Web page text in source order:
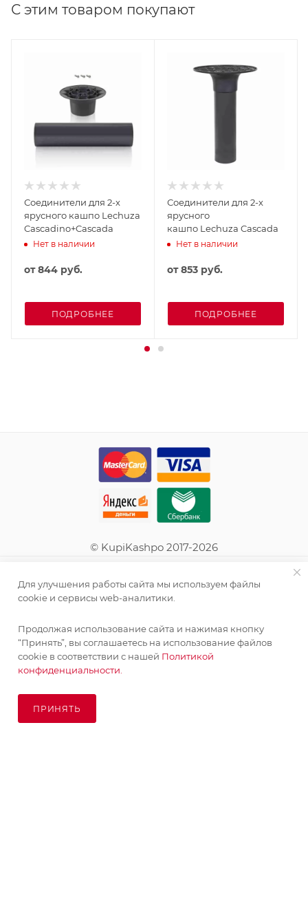
С этим товаром покупают
Соединители для 2-х
ярусного кашпо Lechuza
Cascadino+Cascada
Нет в наличии
от844 руб.
ПОДРОБНЕЕ
Соединители для 2-х
ярусного
кашпо Lechuza Cascada
Нет в наличии
от853 руб.
ПОДРОБНЕЕ
© KupiKashpo 2017-2026
ПОМОЩЬ
ПОДПИСАТЬСЯ НА РАССЫЛКУ
Для улучшения работы сайта мы используем файлы
cookie и сервисы web-аналитики.
Продолжая использование сайта и нажимая кнопку
“Принять”, вы соглашаетесь на использование файлов
cookie в соответствии с нашей Политикой
конфиденциальности.
ПРИНЯТЬ